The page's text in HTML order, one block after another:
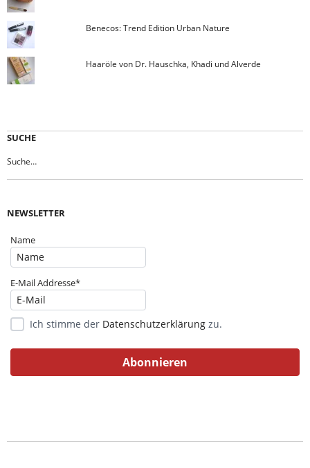
Benecos: Trend Edition Urban Nature
Haaröle von Dr. Hauschka, Khadi und Alverde
SUCHE
NEWSLETTER
Name
E-Mail Addresse*
Ich stimme der Datenschutzerklärung zu.